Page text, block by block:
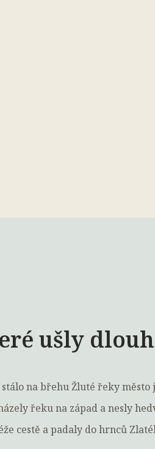
ušly
na břehu Žluté řeky
řeku na západ a nesly
cestě a padaly do hrnců